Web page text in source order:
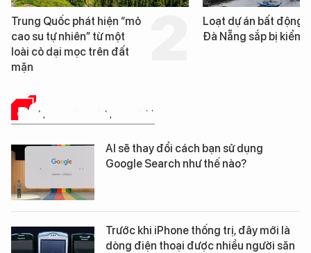
Loạt dự án bất động sản ở
Đà Nẵng sắp bị kiểm tra
Nga xây dựng hơn
km "hành lang chống
ĐÁNH GIÁ SẢN PHẨM
AI sẽ thay đổi cách bạn sử dụng
Google Search như thế nào?
Trước khi iPhone thống trị, đây mới là
dòng điện thoại được nhiều người săn